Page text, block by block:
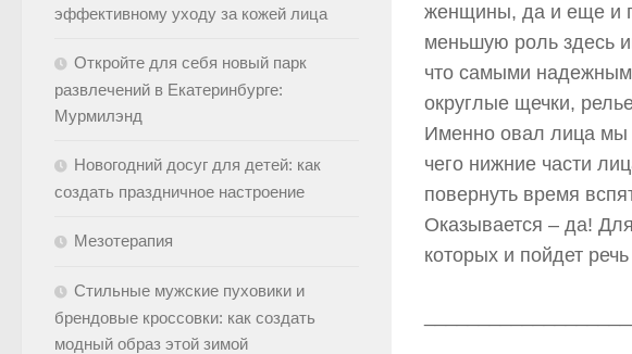
женщины, да и еще и
меньшую роль здесь
что самыми
округлые щечки,
Именно овал лица мы
чего нижние части
повернуть время
Оказывается – да!
которых и пойдет
эффективному уходу за кожей лица
Откройте для себя новый парк
развлечений в Екатеринбурге:
Мурмилэнд
Новогодний досуг для детей: как
создать праздничное настроение
Мезотерапия
Стильные мужские пуховики и
брендовые кроссовки: как создать
модный образ этой зимой